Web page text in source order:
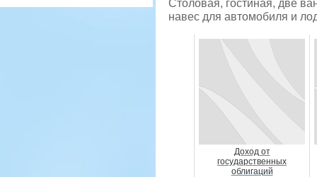
Столовая, гостиная, две
навес для автомобиля и
Доход от
государственных
облигаций